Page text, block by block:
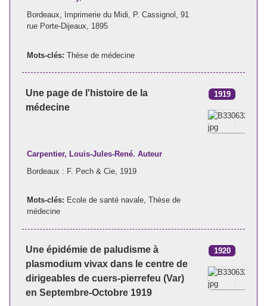
Bordeaux, Imprimerie du Midi, P. Cassignol, 91
rue Porte-Dijeaux, 1895
Mots-clés: Thèse de médecine
Une page de l'histoire de la
médecine
1919
Carpentier, Louis-Jules-René. Auteur
Bordeaux : F. Pech & Cie, 1919
Mots-clés: Ecole de santé navale, Thèse de
médecine
Une épidémie de paludisme à
plasmodium vivax dans le centre de
dirigeables de cuers-pierrefeu (Var)
en Septembre-Octobre 1919
1920